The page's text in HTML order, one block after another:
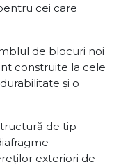
cei care
de blocuri noi
construite la cele
și o
de tip
exteriori de